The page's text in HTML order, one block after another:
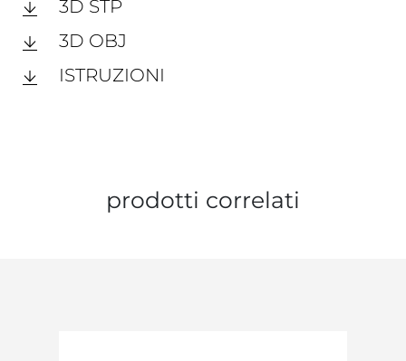
3D STP
3D OBJ
ISTRUZIONI
prodotti correlati